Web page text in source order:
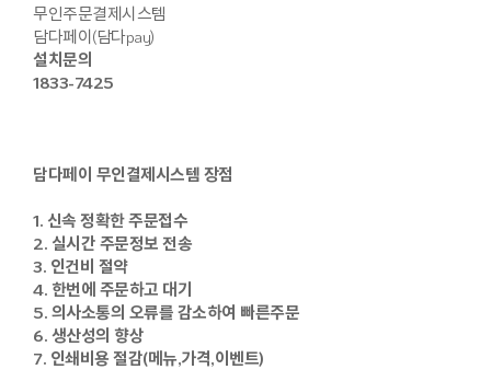
무인주문결제시스템
담다페이(담다pay)
설치문의
1833-7425
담다페이 무인결제시스템 장점
1. 신속 정확한 주문접수
2. 실시간 주문정보 전송
3. 인건비 절약
4. 한번에 주문하고 대기
5. 의사소통의 오류를 감소하여 빠른주문
6. 생산성의 향상
7. 인쇄비용 절감(메뉴,가격,이벤트)